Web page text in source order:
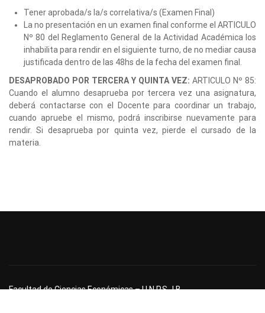
Tener aprobada/s la/s correlativa/s (Examen Final)
La no presentación en un examen final conforme el ARTICULO
Nº 80 del Reglamento General de la Actividad Académica los
inhabilita para rendir en el siguiente turno, de no mediar causa
justificada dentro de las 48hs de la fecha del examen final.
DESAPROBADO POR TERCERA Y QUINTA VEZ: ARTICULO Nº 85:
Cuando el alumno desaprueba por tercera vez una asignatura,
deberá contactarse con el Docente para coordinar un trabajo,
cuando apruebe el mismo, podrá inscribirse nuevamente para
rendir. Si desaprueba por quinta vez, pierde el cursado de la
materia.
Facultad de Ciencias Económicas – U.N.P.S.J.B.